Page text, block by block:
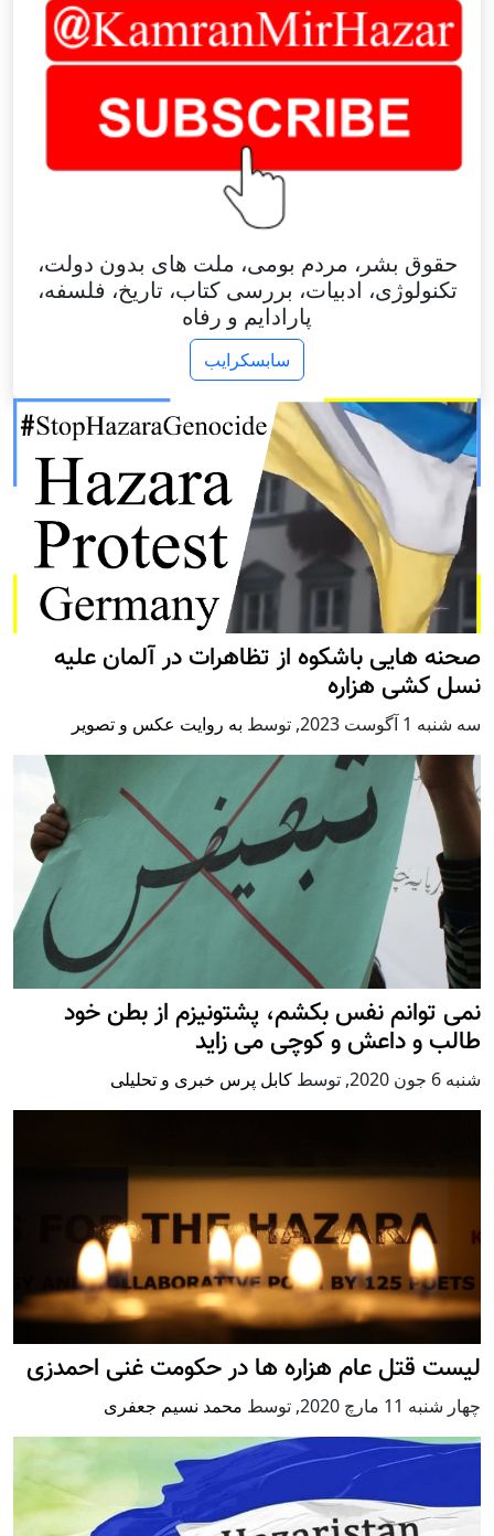
حقوق بشر، مردم بومی، ملت های بدون دولت،
تکنولوژی، ادبیات، بررسی کتاب، تاریخ، فلسفه،
پارادایم و رفاه
سابسکرایب
صحنه هایی باشکوه از تظاهرات در آلمان علیه
نسل کشی هزاره
سه شنبه 1 آگوست 2023 , توسط به روایت عکس و تصویر
نمی توانم نفس بکشم، پشتونیزم از بطن خود
طالب و داعش و کوچی می زاید
شنبه 6 جون 2020 , توسط کابل پرس خبری و تحلیلی
لیست قتل عام هزاره ها در حکومت غنی احمدزی
چهار شنبه 11 مارچ 2020 , توسط محمد نسيم جعفری